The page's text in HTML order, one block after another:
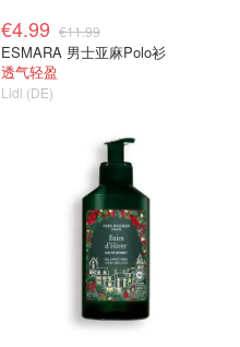
€4.99 €11.99
ESMARA 男士亚麻Polo衫
透气轻盈
Lidl (DE)